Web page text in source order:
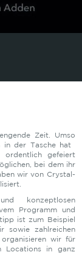
Zeit. Umso
der Tasche hat 
ordentlich gefeiert
bei dem ihr
wir von Crystal-
konzeptlosen
Programm und
ist zum Beispiel
sowie zahlreichen
organisieren wir für
Locations in ganz